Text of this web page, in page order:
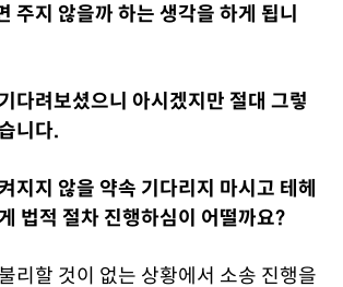
주지 않을까 하는 생각을 하게 됩니
다려보셨으니 아시겠지만 절대 그렇
니다.
지지 않을 약속 기다리지 마시고 테헤
법적 절차 진행하심이 어떨까요?
리할 것이 없는 상황에서 소송 진행을